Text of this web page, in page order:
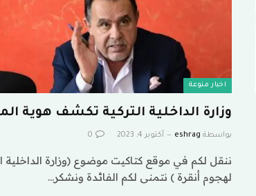
اخبار منوعة
وزارة الداخلية التركية تكشف هوية
بواسطة eshrag أكتوبر 4, 2023 0
ننقل لكم في موقع كتاكيت موضوع (وزارة الداخلية
لهجوم أنقرة ) نتمنى لكم الفائدة ونشكر…